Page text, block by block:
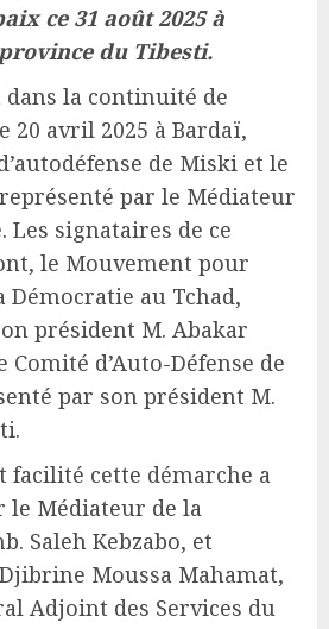
ce 31 août 2025 à
du Tibesti.
dans la continuité de
20 avril 2025 à Bardaï,
de Miski et le
par le Médiateur
Les signataires de ce
le Mouvement pour
Démocratie au Tchad,
président M. Abakar
d’Auto-Défense de
par son président M.
facilité cette démarche a
le Médiateur de la
Saleh Kebzabo, et
Moussa Mahamat,
Adjoint des Services du